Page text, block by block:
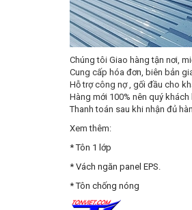
Chúng tôi Giao hàng tận nơi,
Cung cấp hóa đơn, biên bản
Hỗ trợ công nợ , gối đầu cho
Hàng mới 100% nên quý
Thanh toán sau khi nhận đủ
Xem thêm:
* Tôn 1 lớp
* Vách ngăn panel EPS.
* Tôn chống nóng